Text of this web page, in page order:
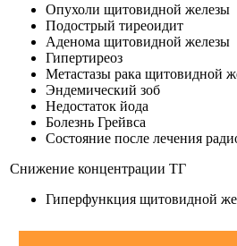
Опухоли щитовидной железы
Подострый тиреоидит
Аденома щитовидной железы
Гипертиреоз
Метастазы рака щитовидной
Эндемический зоб
Недостаток йода
Болезнь Грейвса
Состояние после лечения
Снижение концентрации ТГ
Гиперфункция щитовидной